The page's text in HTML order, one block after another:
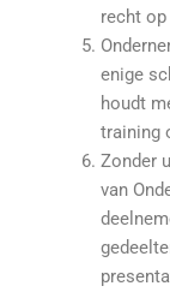
recht
enige
houdt
training
Zonder
van